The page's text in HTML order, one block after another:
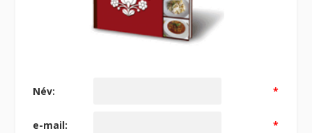
Név: *
e-mail: *